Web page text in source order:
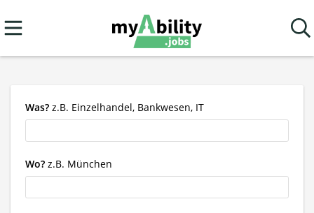
Was? z.B. Einzelhandel, Bankwesen, IT
Wo? z.B. München